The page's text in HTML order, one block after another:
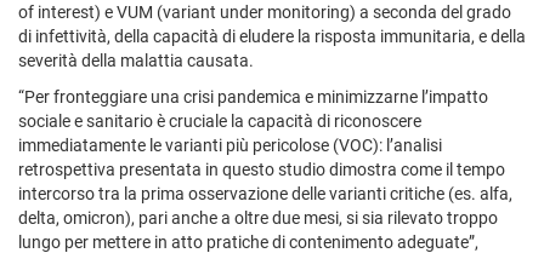
of interest) e VUM (variant under monitoring) a seconda del grado
di infettività, della capacità di eludere la risposta immunitaria, e della
severità della malattia causata.
“Per fronteggiare una crisi pandemica e minimizzarne l’impatto
sociale e sanitario è cruciale la capacità di riconoscere
immediatamente le varianti più pericolose (VOC): l’analisi
retrospettiva presentata in questo studio dimostra come il tempo
intercorso tra la prima osservazione delle varianti critiche (es. alfa,
delta, omicron), pari anche a oltre due mesi, si sia rilevato troppo
lungo per mettere in atto pratiche di contenimento adeguate”,